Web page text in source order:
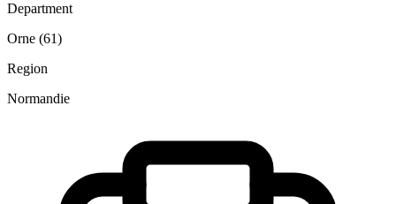
Department
Orne (61)
Region
Normandie